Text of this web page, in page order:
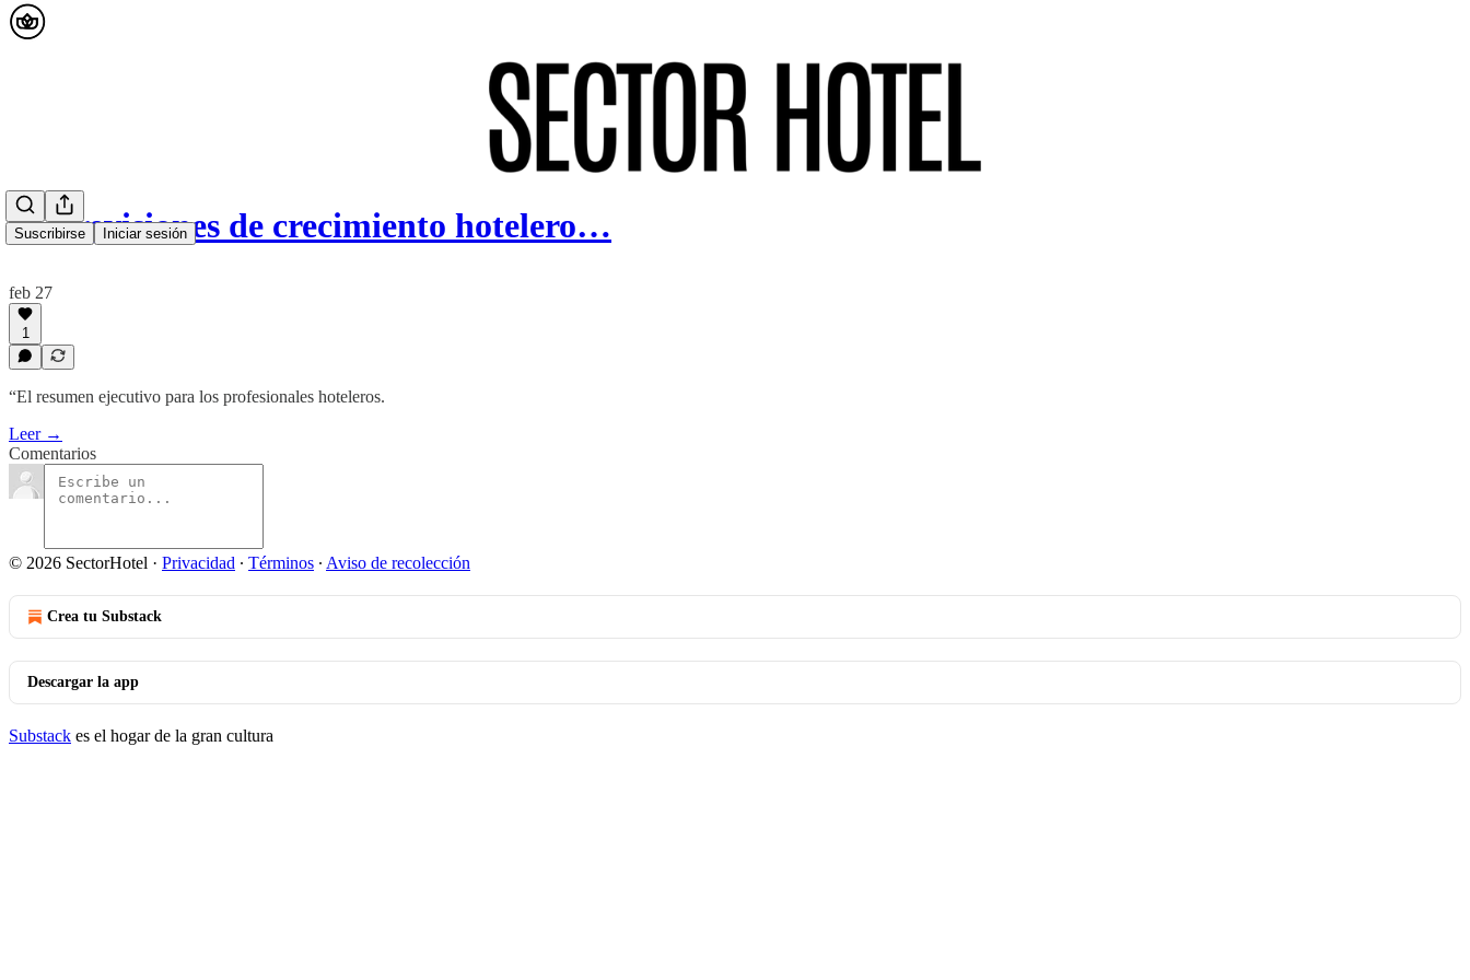
Suscribirse Iniciar sesión
🟡 Previsiones de crecimiento hotelero…
feb 27
1
“El resumen ejecutivo para los profesionales hoteleros.
Leer →
Comentarios
© 2026 SectorHotel · Privacidad ∙ Términos ∙ Aviso de recolección
Crea tu Substack
Descargar la app
Substack es el hogar de la gran cultura